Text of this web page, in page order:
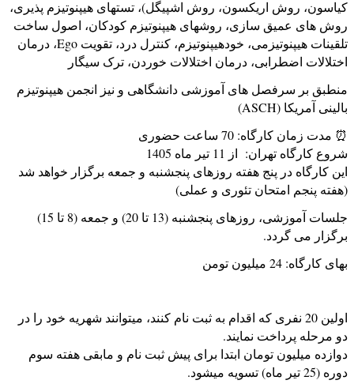
کیاسون، روش اریکسون، روش اشپیگل)، تستهای هیپنوتیزم پذیری،
روش های عمیق سازی، روشهای هیپنوتیزم کودکان، اصول ساخت
تلقينات هیپنوتیزمی، خودهیپنوتیزم، کنترل درد، تقویت Ego، درمان
اختلالات اضطرابی، درمان اختلالات خوردن، ترک سیگار
منطبق بر سرفصل های آموزشی دانشگاهی و نیز انجمن هیپنوتیزم
بالینی آمریکا (ASCH)
⏰ مدت زمان کارگاه: 70 ساعت حضوری
شروع کارگاه تهران: از 11 تیر ماه 1405
این کارگاه در پنج هفته روزهای پنجشنبه و جمعه برگزار خواهد شد
(هفته پنجم امتحان تئوری و عملی)
جلسات آموزشی، روزهای پنجشنبه (13 تا 20) و جمعه (8 تا 15)
برگزار می گردد.
بهای کارگاه: 24 میلیون تومن
اولین 20 نفری که اقدام به ثبت نام کنند، میتوانند شهریه خود را در
دو مرحله پرداخت نمایند.
دوازده میلیون تومان ابتدا برای پیش ثبت نام و مابقی هفته سوم
دوره (25 تیر ماه) تسویه میشود.